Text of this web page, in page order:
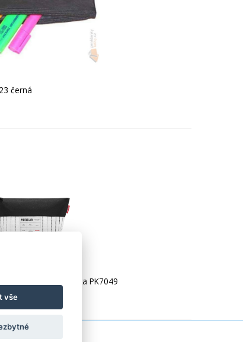
černá
kosmetická taška PK7049
vše